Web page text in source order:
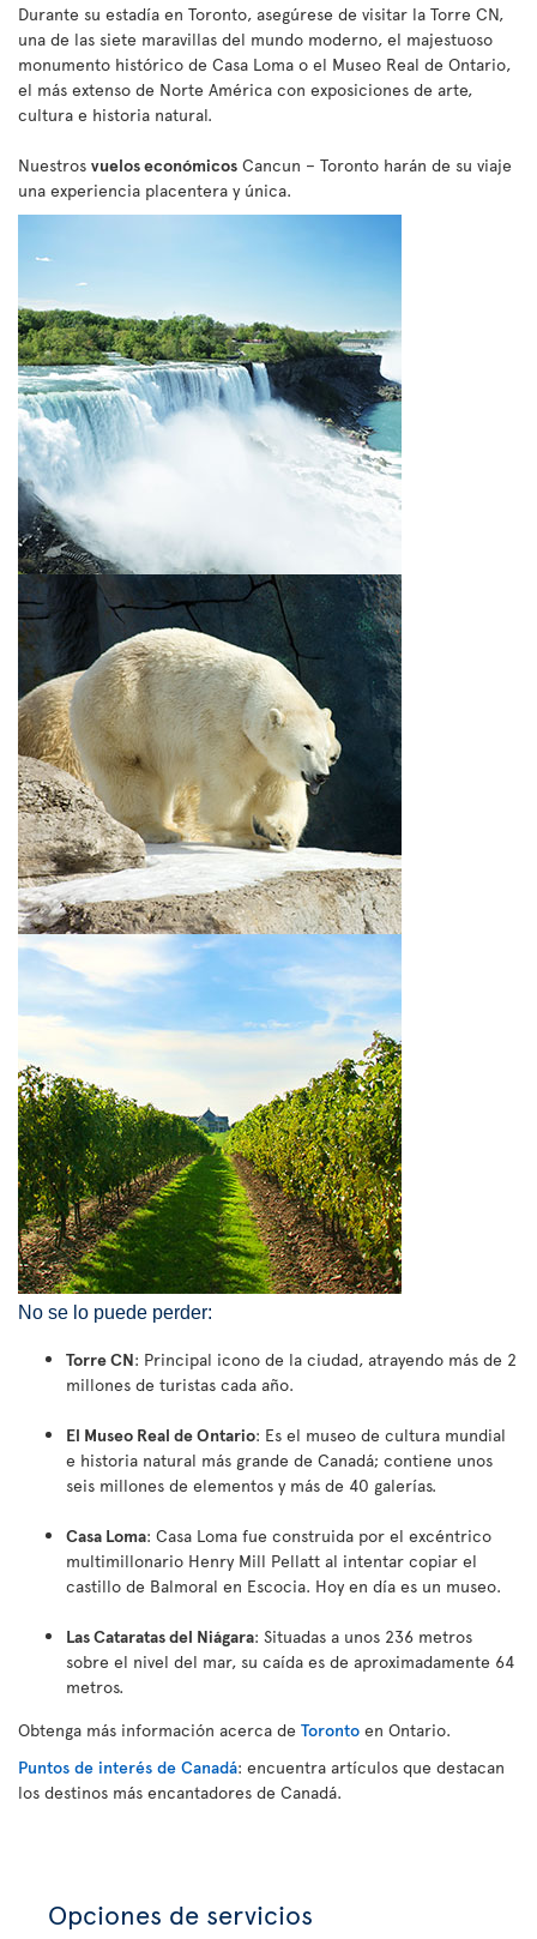
Durante su estadía en Toronto, asegúrese de visitar la Torre CN,
una de las siete maravillas del mundo moderno, el majestuoso
monumento histórico de Casa Loma o el Museo Real de Ontario,
el más extenso de Norte América con exposiciones de arte,
cultura e historia natural.
Nuestros vuelos económicos Cancun – Toronto harán de su viaje
una experiencia placentera y única.
No se lo puede perder:
Torre CN: Principal icono de la ciudad, atrayendo más de 2
millones de turistas cada año.
El Museo Real de Ontario: Es el museo de cultura mundial
e historia natural más grande de Canadá; contiene unos
seis millones de elementos y más de 40 galerías.
Casa Loma: Casa Loma fue construida por el excéntrico
multimillonario Henry Mill Pellatt al intentar copiar el
castillo de Balmoral en Escocia. Hoy en día es un museo.
Las Cataratas del Niágara: Situadas a unos 236 metros
sobre el nivel del mar, su caída es de aproximadamente 64
metros.
Obtenga más información acerca de Toronto en Ontario.
Puntos de interés de Canadá: encuentra artículos que destacan
los destinos más encantadores de Canadá.
Opciones de servicios